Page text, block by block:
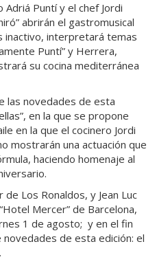
Puntí y el chef Jordi
abrirán el gastromusical
inactivo, interpretará temas
Puntí” y Herrera,
su cocina mediterránea
las novedades de esta
en la que se propone
en la que el cocinero Jordi
mostrarán una actuación que
haciendo homenaje al
de Los Ronaldos, y Jean Luc
Mercer” de Barcelona,
1 de agosto; y en el fin
de esta edición: el